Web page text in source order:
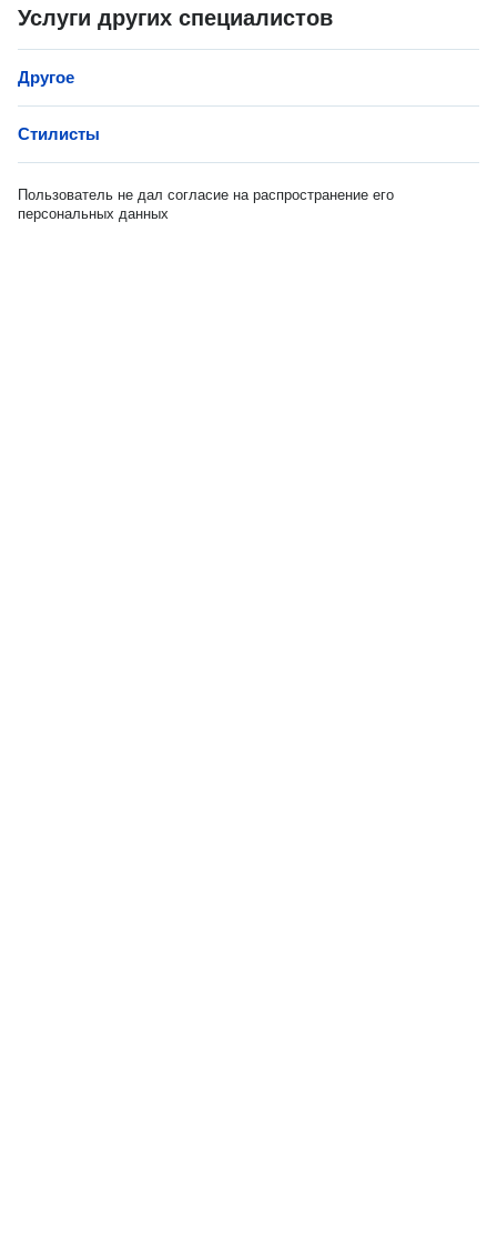
Услуги других специалистов
Другое
Стилисты
Пользователь не дал согласие на распространение его
персональных данных